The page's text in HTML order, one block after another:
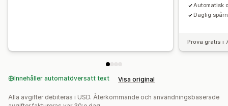
Automatisk
Daglig
Prova gratis i
Innehåller automatöversatt text Visa original
Alla avgifter debiteras i USD. Återkommande och användningsbaserade